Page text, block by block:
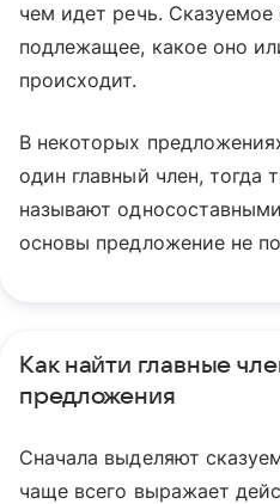
чем идет речь. Сказуемое
подлежащее, какое оно
происходит.
В некоторых
один главный член, тогда
называют
основы предложение не
Как найти главные
предложения
Сначала выделяют
чаще всего выражает